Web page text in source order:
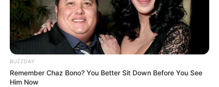
BUZZDAY
Remember Chaz Bono? You Better Sit Down Before You See
Him Now